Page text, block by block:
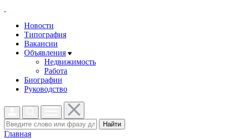
Новости
Типография
Вакансии
Объявления
Недвижимость
Работа
Биографии
Руководство
Найти
Главная